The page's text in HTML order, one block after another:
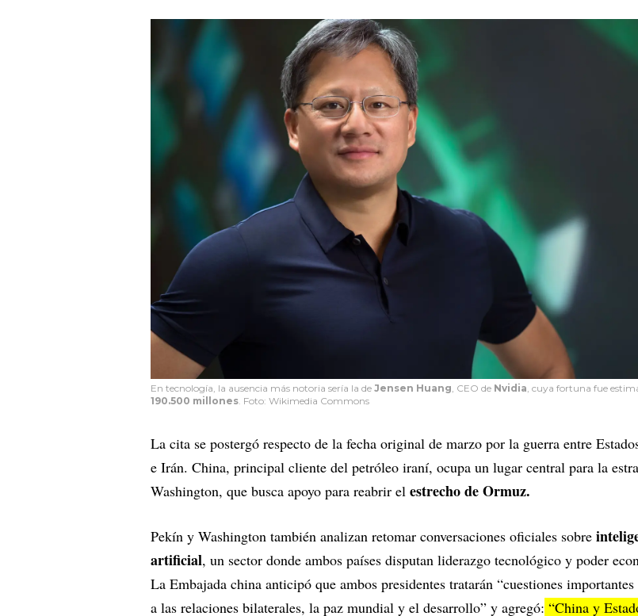
En tecnología, la ausencia más notoria sería la de Jensen Huang , CEO de Nvidia , cuya fortuna fue
190.500 millones . Foto: Wikimedia Commons
La cita se postergó respecto de la fecha original de marzo por la guerra entre
e Irán. China, principal cliente del petróleo iraní, ocupa un lugar central para la
Washington, que busca apoyo para reabrir el estrecho de Ormuz.
Pekín y Washington también analizan retomar conversaciones oficiales sobre
artificial, un sector donde ambos países disputan liderazgo tecnológico y poder
La Embajada china anticipó que ambos presidentes tratarán “cuestiones
a las relaciones bilaterales, la paz mundial y el desarrollo” y agregó: “China y